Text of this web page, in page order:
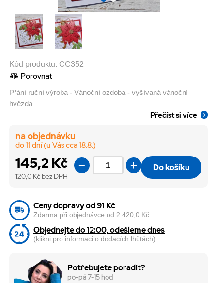
Kód produktu: CC352
Porovnat
Přání ruční výroba - Vánoční ozdoba - vyšívaná vánoční
hvězda
Přečíst si více
145,2 Kč
120,0 Kč bez DPH
na objednávku
do 11 dní (u Vás cca 18.8.)
Do košíku
Ceny dopravy od 91 Kč
Zdarma při objednávce od 2 420,0 Kč
Objednejte do 12:00, odešleme dnes
(klikni pro informaci o dodacích lhůtách)
Potřebujete poradit?
po-pá 7-15 hod